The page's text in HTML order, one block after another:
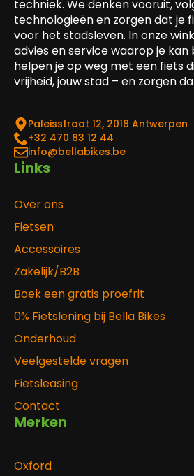
techniek. We denken vooruit,
technologieën en zorgen dat je
voor het stadsleven. In onze
advies en service waarop je kan
helpen je op weg met een fiets
vrijheid, jouw stad – en zorgen
Paleisstraat 12, 2018 Antwerpen
‎+32 470 83 12 44
info@bellabikes.be
Links
Over ons
Fietsen
Accessoires
Zakelijk/B2B
Boek een gratis proefrit
0% Fietslening bij Bella Bikes
Onderhoud
Veelgestelde vragen
Fietsleasing
Contact
Merken
Oxford